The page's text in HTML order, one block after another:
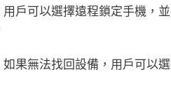
用戶可以選擇遠程鎖定手機，
如果無法找回設備，用戶可以